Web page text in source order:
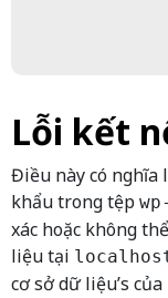
Lỗi kết
Điều này có nghĩa
khẩu trong tệp
xác hoặc không
liệu tại
cơ sở dữ liệu’s